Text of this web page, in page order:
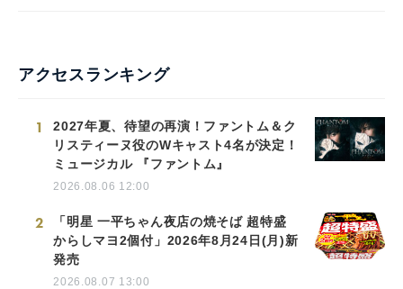
アクセスランキング
1
2027年夏、待望の再演！ファントム＆ク
リスティーヌ役のWキャスト4名が決定！
ミュージカル 『ファントム』
2026.08.06 12:00
2
「明星 一平ちゃん夜店の焼そば 超特盛
からしマヨ2個付」2026年8月24日(月)新
発売
2026.08.07 13:00